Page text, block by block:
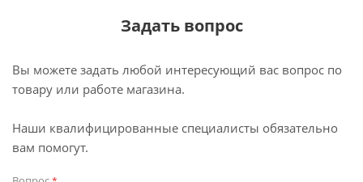
Задать вопрос
Вы можете задать любой интересующий вас вопрос по
товару или работе магазина.
Наши квалифицированные специалисты обязательно
вам помогут.